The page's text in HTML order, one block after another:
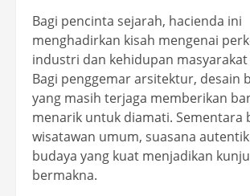
Bagi pencinta sejarah, hacienda ini
menghadirkan kisah mengenai
industri dan kehidupan
Bagi penggemar arsitektur, desain
yang masih terjaga memberikan
menarik untuk diamati. Sementara
wisatawan umum, suasana
budaya yang kuat menjadikan
bermakna.